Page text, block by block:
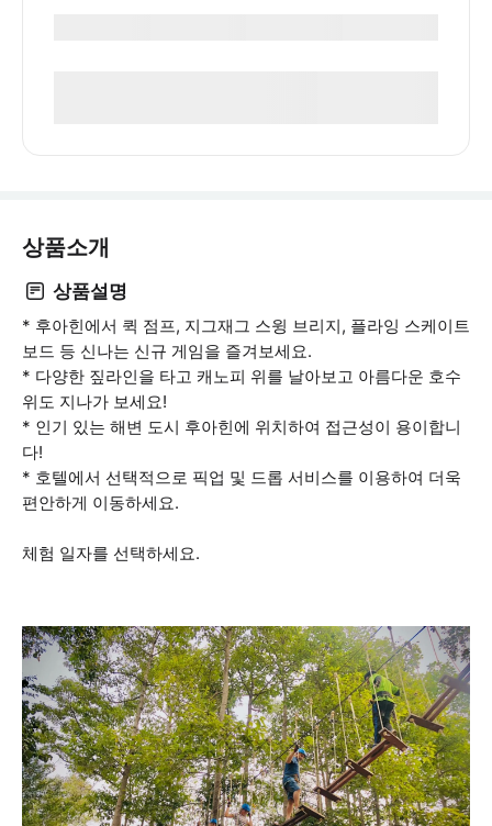
상품소개
상품설명
* 후아힌에서 퀵 점프, 지그재그 스윙 브리지, 플라잉 스케이트
보드 등 신나는 신규 게임을 즐겨보세요.
* 다양한 짚라인을 타고 캐노피 위를 날아보고 아름다운 호수
위도 지나가 보세요!
* 인기 있는 해변 도시 후아힌에 위치하여 접근성이 용이합니
다!
* 호텔에서 선택적으로 픽업 및 드롭 서비스를 이용하여 더욱
편안하게 이동하세요.
체험 일자를 선택하세요.